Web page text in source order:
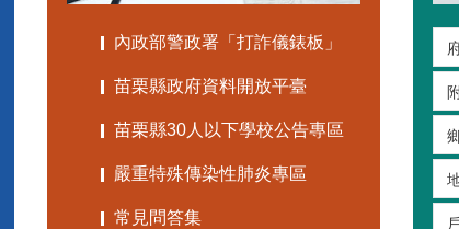
內政部警政署「打詐儀錶板」
苗栗縣政府資料開放平臺
苗栗縣30人以下學校公告專區
嚴重特殊傳染性肺炎專區
常見問答集